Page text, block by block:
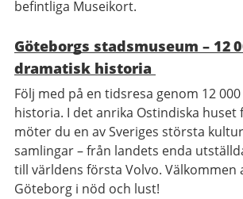
befintliga Museikort.
Göteborgs stadsmuseum – 12
dramatisk historia
Följ med på en tidsresa genom 12
historia. I det anrika Ostindiska huset
möter du en av Sveriges största
samlingar – från landets enda
till världens första Volvo. Välkommen
Göteborg i nöd och lust!